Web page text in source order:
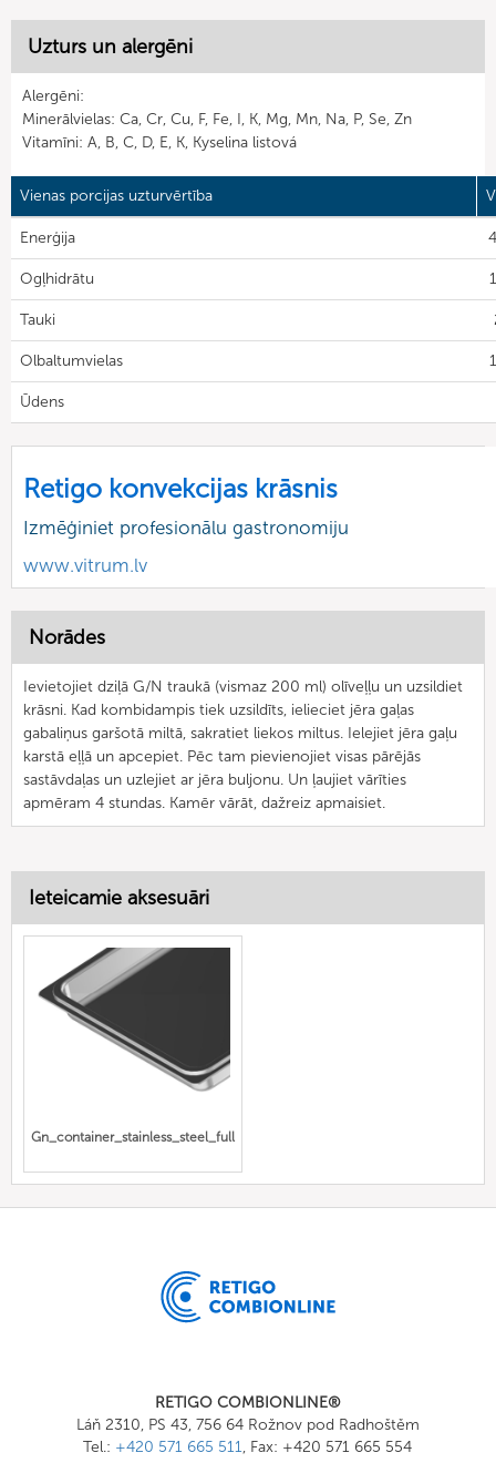
Uzturs un alergēni
Alergēni:
Minerālvielas: Ca, Cr, Cu, F, Fe, I, K, Mg, Mn, Na, P, Se, Zn
Vitamīni: A, B, C, D, E, K, Kyselina listová
Vienas porcijas uzturvērtība
Enerģija
Ogļhidrātu
Tauki
Olbaltumvielas
Ūdens
Retigo konvekcijas krāsnis
Izmēģiniet profesionālu gastronomiju
www.vitrum.lv
Norādes
Ievietojiet dziļā G/N traukā (vismaz 200 ml) olīveļļu un uzsildiet
krāsni. Kad kombidampis tiek uzsildīts, ielieciet jēra gaļas
gabaliņus garšotā miltā, sakratiet liekos miltus. Ielejiet jēra gaļu
karstā eļļā un apcepiet. Pēc tam pievienojiet visas pārējās
sastāvdaļas un uzlejiet ar jēra buljonu. Un ļaujiet vārīties
apmēram 4 stundas. Kamēr vārāt, dažreiz apmaisiet.
Ieteicamie aksesuāri
Gn_container_stainless_steel_full
RETIGO COMBIONLINE®
Láň 2310, PS 43, 756 64 Rožnov pod Radhoštěm
Tel.: +420 571 665 511, Fax: +420 571 665 554